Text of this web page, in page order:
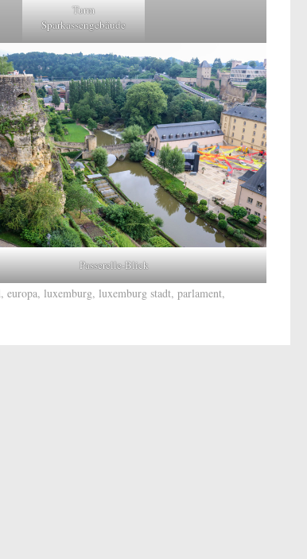
Turm
Sparkassengebäude
Passerelle-Blick
, europa, luxemburg, luxemburg stadt, parlament,